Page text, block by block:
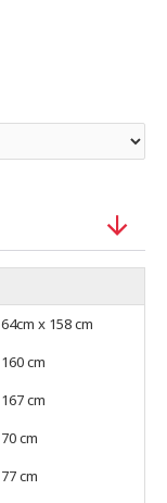
64cm x 158 cm
160 cm
167 cm
70 cm
77 cm